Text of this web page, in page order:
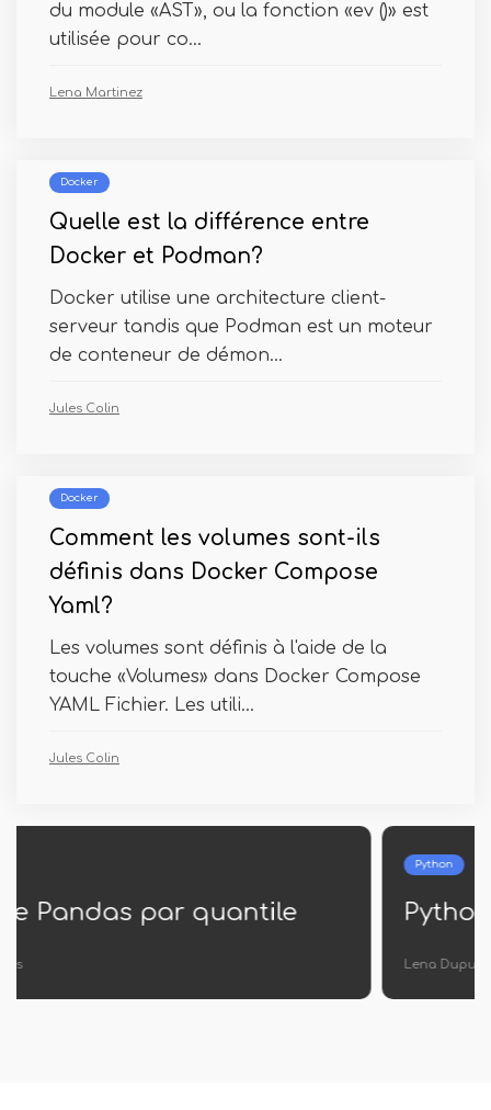
du module «AST», ou la fonction «ev ()» est
utilisée pour co...
Lena Martinez
Docker
Quelle est la différence entre
Docker et Podman?
Docker utilise une architecture client-
serveur tandis que Podman est un moteur
de conteneur de démon...
Jules Colin
Docker
Comment les volumes sont-ils
définis dans Docker Compose
Yaml?
Les volumes sont définis à l'aide de la
touche «Volumes» dans Docker Compose
YAML Fichier. Les utili...
Jules Colin
Python Oserror